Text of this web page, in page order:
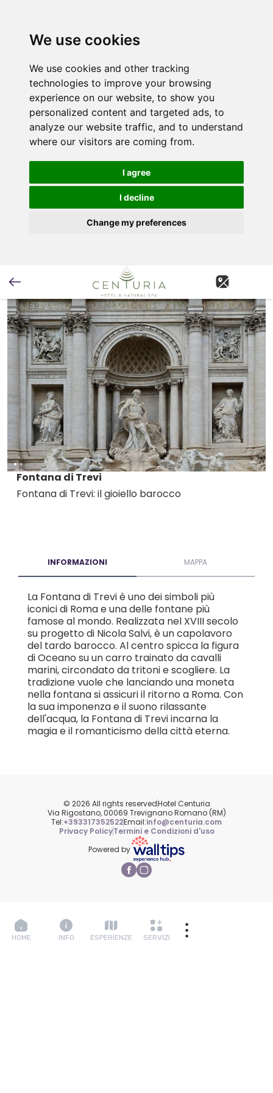
We use cookies
We use cookies and other tracking
technologies to improve your browsing
experience on our website, to show you
personalized content and targeted ads, to
analyze our website traffic, and to understand
where our visitors are coming from.
I agree
I decline
Change my preferences
HOME INFO ESPERIENZE SERVIZI
Fontana di Trevi
Fontana di Trevi: il gioiello barocco
INFORMAZIONI
La Fontana di Trevi è uno dei simboli più
iconici di Roma e una delle fontane più
famose al mondo. Realizzata nel XVIII secolo
su progetto di Nicola Salvi, è un capolavoro
del tardo barocco. Al centro spicca la figura
di Oceano su un carro trainato da cavalli
marini, circondato da tritoni e scogliere. La
tradizione vuole che lanciando una moneta
nella fontana si assicuri il ritorno a Roma. Con
la sua imponenza e il suono rilassante
dell'acqua, la Fontana di Trevi incarna la
magia e il romanticismo della città eterna.
MAPPA
© 2026 All rights reservedHotel Centuria
Via Rigostano, 00069 Trevignano Romano (RM)
Tel:+393317352522Email:info@centuria.com
Privacy PolicyTermini e Condizioni d'uso
Powered by